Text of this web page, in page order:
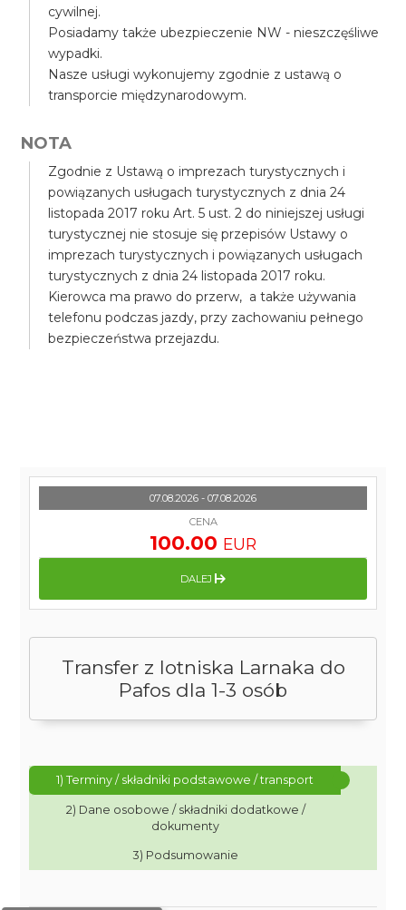
cywilnej.
Posiadamy także ubezpieczenie NW - nieszczęśliwe
wypadki.
Nasze usługi wykonujemy zgodnie z ustawą o
transporcie międzynarodowym.
NOTA
Zgodnie z Ustawą o imprezach turystycznych i
powiązanych usługach turystycznych z dnia 24
listopada 2017 roku Art. 5 ust. 2 do niniejszej usługi
turystycznej nie stosuje się przepisów Ustawy o
imprezach turystycznych i powiązanych usługach
turystycznych z dnia 24 listopada 2017 roku.
Kierowca ma prawo do przerw, a także używania
telefonu podczas jazdy, przy zachowaniu pełnego
bezpieczeństwa przejazdu.
Transfer z lotniska Larnaka do
Pafos dla 1-3 osób
1) Terminy / składniki podstawowe / transport
2) Dane osobowe / składniki dodatkowe /
dokumenty
3) Podsumowanie
07.08.2026 - 07.08.2026
CENA
100.00 EUR
DALEJ